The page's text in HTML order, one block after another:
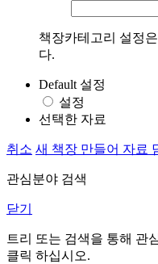
책장카테고리 설정
다.
Default 설정
설정
선택한 자료
취소 새 책장 만들어 자료
관심분야 검색
닫기
트리 또는 검색을 통해 관
클릭 하십시오.